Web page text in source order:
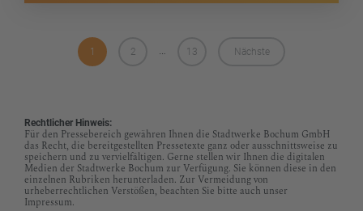
1 2 13 Nächste
Rechtlicher Hinweis:
Für den Pressebereich gewähren Ihnen die Stadtwerke Bochum GmbH
das Recht, die bereitgestellten Pressetexte ganz oder ausschnittsweise zu
speichern und zu vervielfältigen. Gerne stellen wir Ihnen die digitalen
Medien der Stadtwerke Bochum zur Verfügung. Sie können diese in den
einzelnen Rubriken herunterladen. Zur Vermeidung von
urheberrechtlichen Verstößen, beachten Sie bitte auch unser
Impressum.